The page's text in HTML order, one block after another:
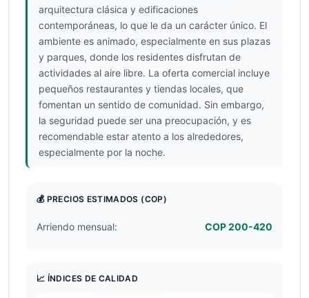
arquitectura clásica y edificaciones
contemporáneas, lo que le da un carácter único. El
ambiente es animado, especialmente en sus plazas
y parques, donde los residentes disfrutan de
actividades al aire libre. La oferta comercial incluye
pequeños restaurantes y tiendas locales, que
fomentan un sentido de comunidad. Sin embargo,
la seguridad puede ser una preocupación, y es
recomendable estar atento a los alrededores,
especialmente por la noche.
💰 PRECIOS ESTIMADOS (COP)
Arriendo mensual: COP 200-420
📈 ÍNDICES DE CALIDAD